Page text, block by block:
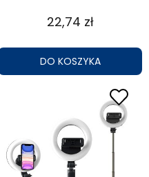
22,74 zł
DO KOSZYKA